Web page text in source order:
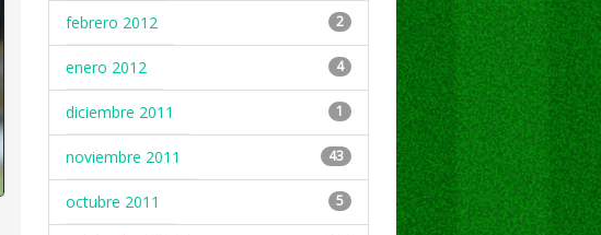
febrero 2012 2
enero 2012 4
diciembre 2011 1
noviembre 2011 43
octubre 2011 5